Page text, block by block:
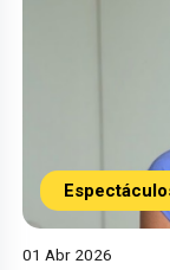
01 Abr 2026